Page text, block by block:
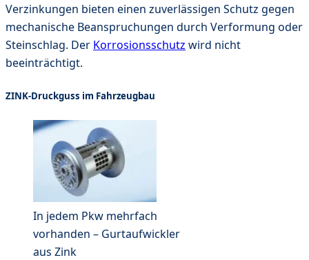
Verzinkungen bieten einen zuverlässigen Schutz gegen
mechanische Beanspruchungen durch Verformung oder
Steinschlag. Der Korrosionsschutz wird nicht
beeinträchtigt.
ZINK-Druckguss im Fahrzeugbau
In jedem Pkw mehrfach
vorhanden – Gurtaufwickler
aus Zink